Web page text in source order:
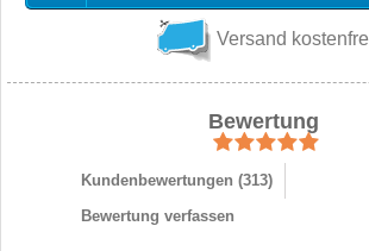
Versand
Bewertung
Kundenbewertungen (313)
Bewertung verfassen